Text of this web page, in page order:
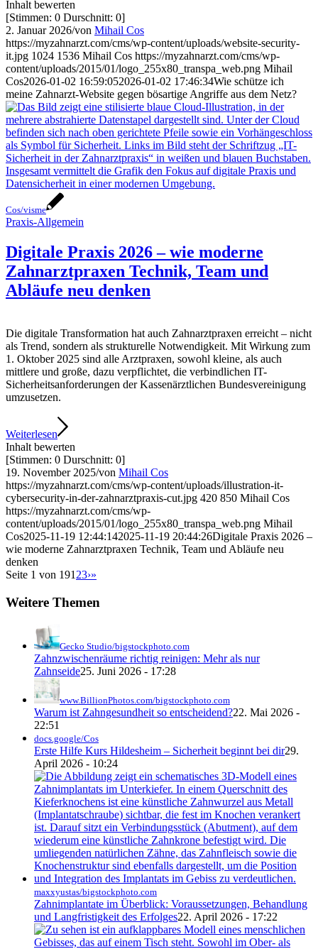
Inhalt bewerten
[Stimmen: 0 Durschnitt: 0]
2. Januar 2026/von Mihail Cos
https://myzahnarzt.com/cms/wp-content/uploads/website-security-
it.jpg 1024 1536 Mihail Cos https://myzahnarzt.com/cms/wp-
content/uploads/2015/01/logo_255x80_transpa_web.png Mihail
Cos2026-01-02 16:59:052026-01-02 17:46:34Wie schütze ich
meine Zahnarzt-Website gegen bösartige Angriffe aus dem Netz?
Cos/visme
Praxis-Allgemein
Digitale Praxis 2026 – wie moderne
Zahnarztpraxen Technik, Team und
Abläufe neu denken
Die digitale Transformation hat auch Zahnarztpraxen erreicht – nicht
als Trend, sondern als strukturelle Notwendigkeit. Mit Wirkung zum
1. Oktober 2025 sind alle Arztpraxen, sowohl kleine, als auch
mittlere und große, dazu verpflichtet, die verbindlichen IT-
Sicherheitsanforderungen der Kassenärztlichen Bundesvereinigung
umzusetzen.
Weiterlesen
Inhalt bewerten
[Stimmen: 0 Durschnitt: 0]
19. November 2025/von Mihail Cos
https://myzahnarzt.com/cms/wp-content/uploads/illustration-it-
cybersecurity-in-der-zahnarztpraxis-cut.jpg 420 850 Mihail Cos
https://myzahnarzt.com/cms/wp-
content/uploads/2015/01/logo_255x80_transpa_web.png Mihail
Cos2025-11-19 12:44:142025-11-19 20:44:26Digitale Praxis 2026 –
wie moderne Zahnarztpraxen Technik, Team und Abläufe neu
denken
Seite 1 von 191 23›»
Weitere Themen
Gecko Studio/bigstockphoto.com
Zahnzwischenräume richtig reinigen: Mehr als nur
Zahnseide25. Juni 2026 - 17:28
www.BillionPhotos.com/bigstockphoto.com
Warum ist Zahngesundheit so entscheidend?22. Mai 2026 -
22:51
docs.google/Cos
Erste Hilfe Kurs Hildesheim – Sicherheit beginnt bei dir29.
April 2026 - 10:24
maxxyustas/bigstockphoto.com
Zahnimplantate im Überblick: Voraussetzungen, Behandlung
und Langfristigkeit des Erfolges22. April 2026 - 17:22